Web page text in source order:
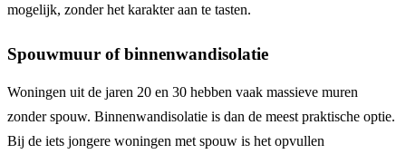
mogelijk, zonder het karakter aan te tasten.
Spouwmuur of binnenwandisolatie
Woningen uit de jaren 20 en 30 hebben vaak massieve muren
zonder spouw. Binnenwandisolatie is dan de meest praktische optie.
Bij de iets jongere woningen met spouw is het opvullen